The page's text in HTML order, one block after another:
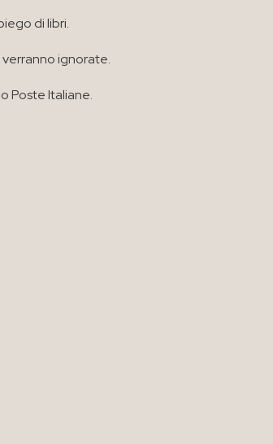
di libri.
ignorate.
Poste Italiane.